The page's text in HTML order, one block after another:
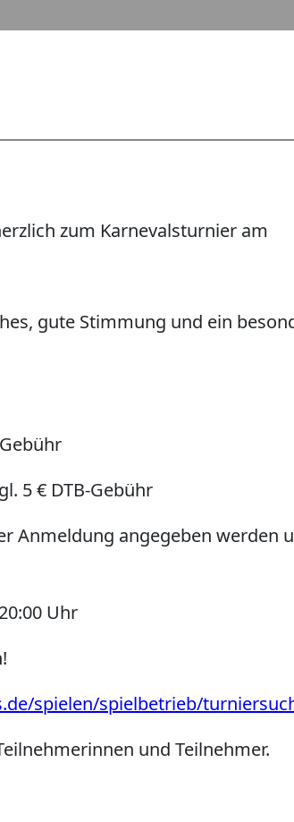
zum Karnevalsturnier am
gute Stimmung und ein
5 € DTB-Gebühr
Anmeldung angegeben werden
Uhr
spielen/spielbetrieb/
und Teilnehmer.